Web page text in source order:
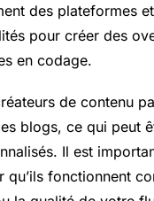
des plateformes
pour créer des
en codage.
de contenu
blogs, ce qui peut
Il est
qu’ils fonctionnent